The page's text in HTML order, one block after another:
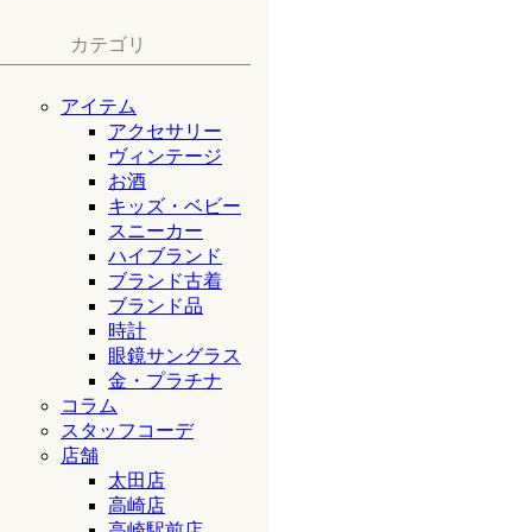
カテゴリ
アイテム
アクセサリー
ヴィンテージ
お酒
キッズ・ベビー
スニーカー
ハイブランド
ブランド古着
ブランド品
時計
眼鏡サングラス
金・プラチナ
コラム
スタッフコーデ
店舗
太田店
高崎店